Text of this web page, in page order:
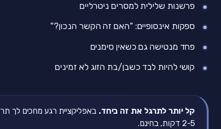
פרשנות שלילית למסרים ניטרליים
ספקות אינסופיים: "האם זה הקשר הנכון?"
פחד מנטישה גם כשאין סימנים
קושי להיות לבד כשבן/בת הזוג לא זמינים
קל יותר לתרגל את זה ביחד. באפליקציית רגע מחכים לך
2-5 דקות, בחינם.